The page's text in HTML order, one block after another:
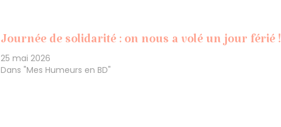
Journée de solidarité : on nous a volé un jour férié !
25 mai 2026
Dans "Mes Humeurs en BD"